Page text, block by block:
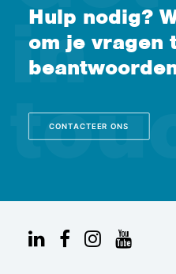
Hulp nodig?
om je vragen
CONTACTEER ONS